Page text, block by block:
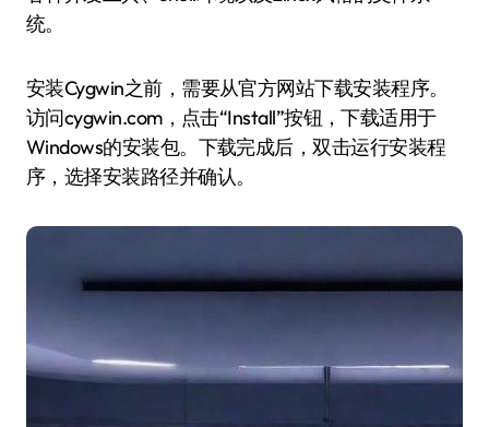
统。
安装Cygwin之前，需要从官方网站下载安装程序。
访问cygwin.com，点击“Install”按钮，下载适用于
Windows的安装包。下载完成后，双击运行安装程
序，选择安装路径并确认。